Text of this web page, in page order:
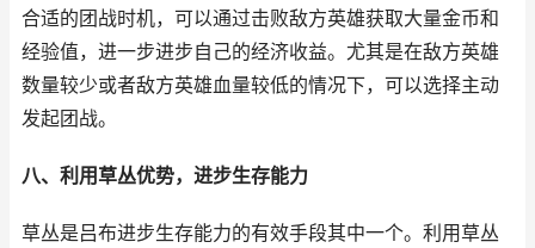
合适的团战时机，可以通过击败敌方英雄获取大量金币和
经验值，进一步进步自己的经济收益。尤其是在敌方英雄
数量较少或者敌方英雄血量较低的情况下，可以选择主动
发起团战。
八、利用草丛优势，进步生存能力
草丛是吕布进步生存能力的有效手段其中一个。利用草丛